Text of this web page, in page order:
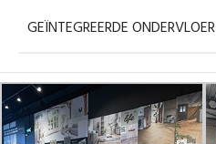
GEÏNTEGREERDE ONDERVLOER